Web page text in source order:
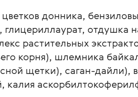
донника,
отдушка
растительных
корня), шлемника
щетки), саган-дайли),